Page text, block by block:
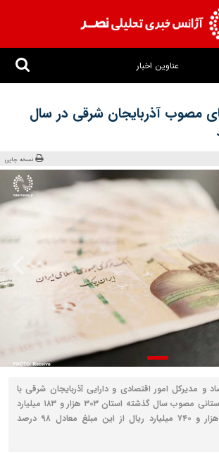
عناوین اخبار
مصوب آذربایجان شرقی در سال
نسخه چاپی
و مدیرکل امور اقتصادی و دارایی آذربایجان شرقی با
بیان اینکه درآمدهای استانی مصوب سال گذشته استان ۳۰۳ هزار و ۱۸۳ میلیارد
ریال بود، گفت: ۲۹۷ هزار و ۷۴۰ میلیارد ریال از این مبلغ معادل ۹۸ درصد